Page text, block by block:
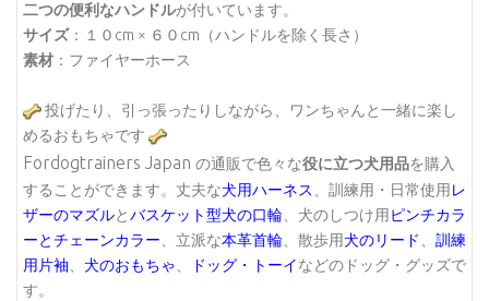
二つの便利なハンドルが付いています。
サイズ：１０cm × ６０cm（ハンドルを除く長さ）
素材 ：ファイヤーホース
投げたり、引っ張ったりしながら、ワンちゃんと一緒に楽し
めるおもちゃです
Fordogtrainers Japan の通販で色々な役に立つ犬用品を購入
することができます。丈夫な犬用ハーネス 、訓練用・日常使用 レ
ザーのマズルとバスケット型犬の口輪、犬のしつけ用 ピンチカラ
ーとチェーンカラー、立派な本革首輪、散歩用犬のリード 、 訓練
用片袖、 犬のおもちゃ、 ドッグ・トーイなどのドッグ・グッズで
す。